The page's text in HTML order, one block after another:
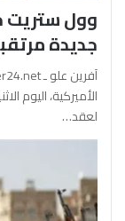
وول ستريت
جديدة
الأميركية، اليوم
لعقد…